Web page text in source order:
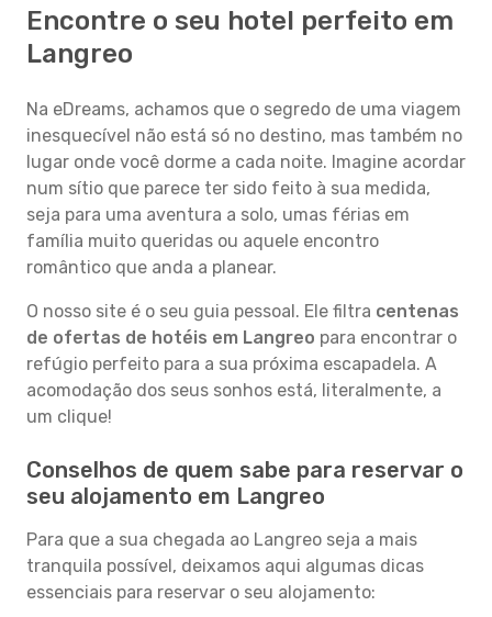
Encontre o seu hotel perfeito em
Langreo
Na eDreams, achamos que o segredo de uma viagem
inesquecível não está só no destino, mas também no
lugar onde você dorme a cada noite. Imagine acordar
num sítio que parece ter sido feito à sua medida,
seja para uma aventura a solo, umas férias em
família muito queridas ou aquele encontro
romântico que anda a planear.
O nosso site é o seu guia pessoal. Ele filtra centenas
de ofertas de hotéis em Langreo para encontrar o
refúgio perfeito para a sua próxima escapadela. A
acomodação dos seus sonhos está, literalmente, a
um clique!
Conselhos de quem sabe para reservar o
seu alojamento em Langreo
Para que a sua chegada ao Langreo seja a mais
tranquila possível, deixamos aqui algumas dicas
essenciais para reservar o seu alojamento: